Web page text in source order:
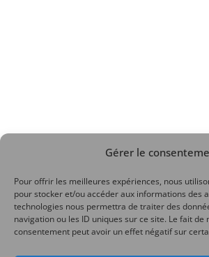
Gérer le
Pour offrir les meilleures expériences, nous
pour stocker et/ou accéder aux informations des
technologies nous permettra de traiter des
navigation ou les ID uniques sur ce site. Le fait
consentement peut avoir un effet négatif sur